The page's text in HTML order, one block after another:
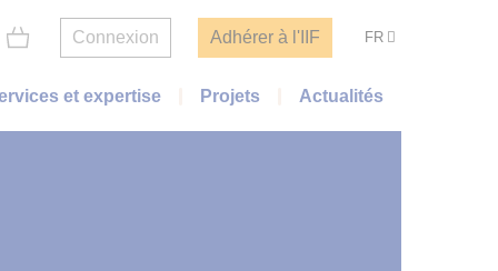
Connexion Adhérer à l'IIF FR
et expertise Projets Actualités